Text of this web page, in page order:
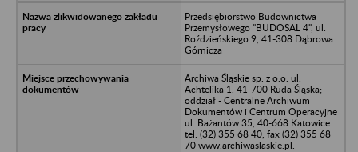
Przedsiębiorstwo Budownictwa
Przemysłowego "BUDOSAL 4", ul.
Roździeńskiego 9, 41-308 Dąbrowa
Górnicza
Archiwa Śląskie sp. z o.o. ul.
Achtelika 1, 41-700 Ruda Śląska;
oddział - Centralne Archiwum
Dokumentów i Centrum Operacyjne
ul. Bażantów 35, 40-668 Katowice
tel. (32) 355 68 40, fax (32) 355 68
70 www.archiwaslaskie.pl.